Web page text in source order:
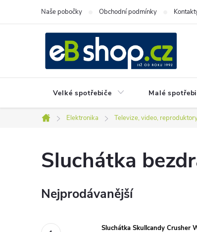
Naše pobočky Obchodní podmínky
Velké spotřebiče Malé
Domů
Elektronika Televize, video,
Sluchátka
Nejprodávanější
Sluchátka Skullcandy Crusher